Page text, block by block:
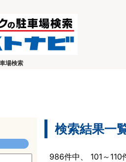
場検索
検索結果一
986件中、 101～